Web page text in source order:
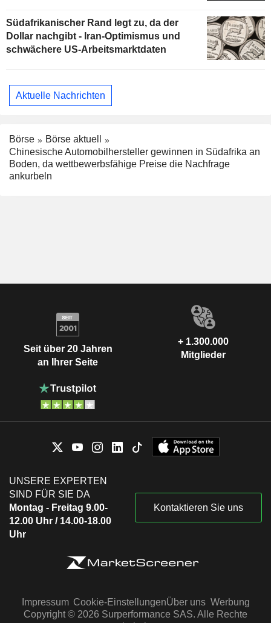
Südafrikanischer Rand legt zu, da der
Dollar nachgibt - Iran-Optimismus und
schwächere US-Arbeitsmarktdaten
Aktuelle Nachrichten
Börse
Börse aktuell
Chinesische Automobilhersteller gewinnen in Südafrika an
Boden, da wettbewerbsfähige Preise die Nachfrage
ankurbeln
Seit über 20 Jahren
an Ihrer Seite
+ 1.300.000
Mitglieder
UNSERE EXPERTEN
SIND FÜR SIE DA
Montag - Freitag 9.00-
12.00 Uhr / 14.00-18.00
Uhr
Kontaktieren Sie uns
Impressum Cookie-EinstellungenÜber uns Werbung
Copyright © 2026 Surperformance SAS. Alle Rechte